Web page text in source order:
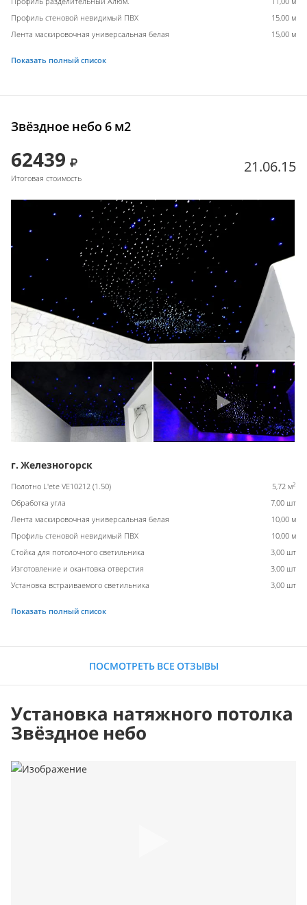
Профиль стеновой невидимый ПВХ
15,00 м
Лента маскировочная универсальная белая
15,00 м
Показать полный список
Звёздное небо 6 м2
62439
Итоговая стоимость
21.06.15
г. Железногорск
Полотно L'ete VE10212 (1.50) 5,72 м2
Обработка угла
7,00 шт
Лента маскировочная универсальная белая
10,00 м
Профиль стеновой невидимый ПВХ
10,00 м
Стойка для потолочного светильника
3,00 шт
Изготовление и окантовка отверстия
3,00 шт
Установка встраиваемого светильника
3,00 шт
Показать полный список
ПОСМОТРЕТЬ ВСЕ ОТЗЫВЫ
Установка натяжного потолка
Звёздное небо